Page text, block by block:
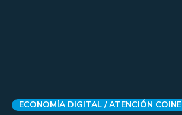
ECONOMÍA DIGITAL /ATENCIÓN